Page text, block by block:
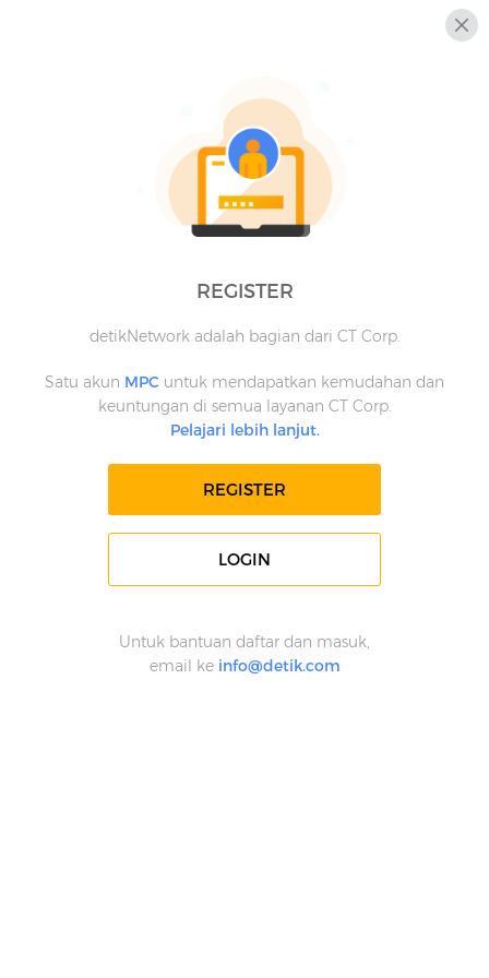
REGISTER
detikNetwork adalah bagian dari CT Corp.
Satu akun MPC untuk mendapatkan kemudahan dan
keuntungan di semua layanan CT Corp.
Pelajari lebih lanjut.
REGISTER
LOGIN
Untuk bantuan daftar dan masuk,
email ke info@detik.com